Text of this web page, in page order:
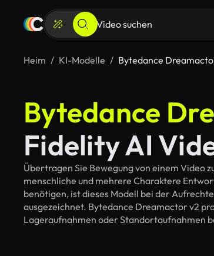
Heim KI-Modelle Bytedance
Bytedance
Fidelity AI
Übertragen Sie Bewegung von einem Video
menschliche und mehrere Charaktere
benötigen, ist dieses Modell bei der
ausgezeichnet. Bytedance Dreamactor v2
Lageraufnahmen oder Standortaufnahmen